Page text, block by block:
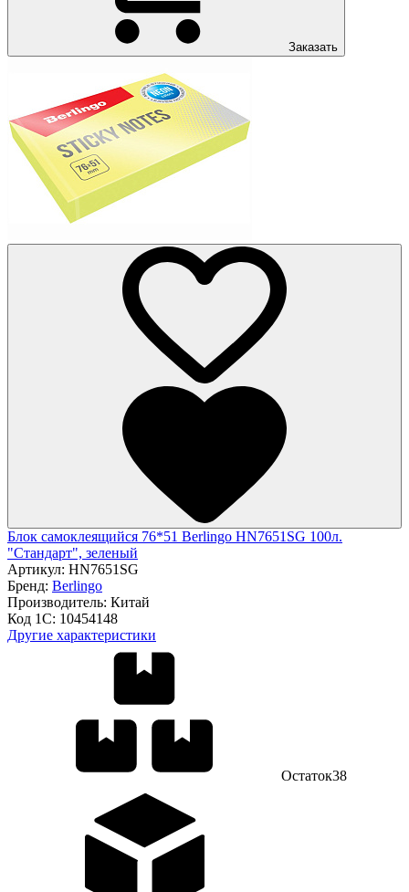
Заказать
Блок самоклеящийся 76*51 Berlingo HN7651SG 100л.
"Стандарт", зеленый
Артикул: HN7651SG
Бренд: Berlingo
Производитель: Китай
Код 1С: 10454148
Другие характеристики
Остаток38